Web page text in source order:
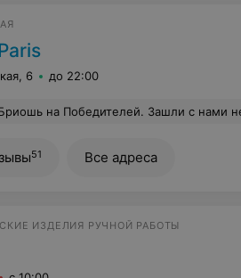
6 до 22:00
нам подадут меню минут 15. Сидели и наблюдали как две девушки-работницы болтали с молодым человеком, совершенно не обращая внимания на нас. Когда молодой человек отошёл и на нас наконец обратили внимание, официант или администратор встала над нами с
51 Все адреса
ИЗДЕЛИЯ РУЧНОЙ РАБОТЫ